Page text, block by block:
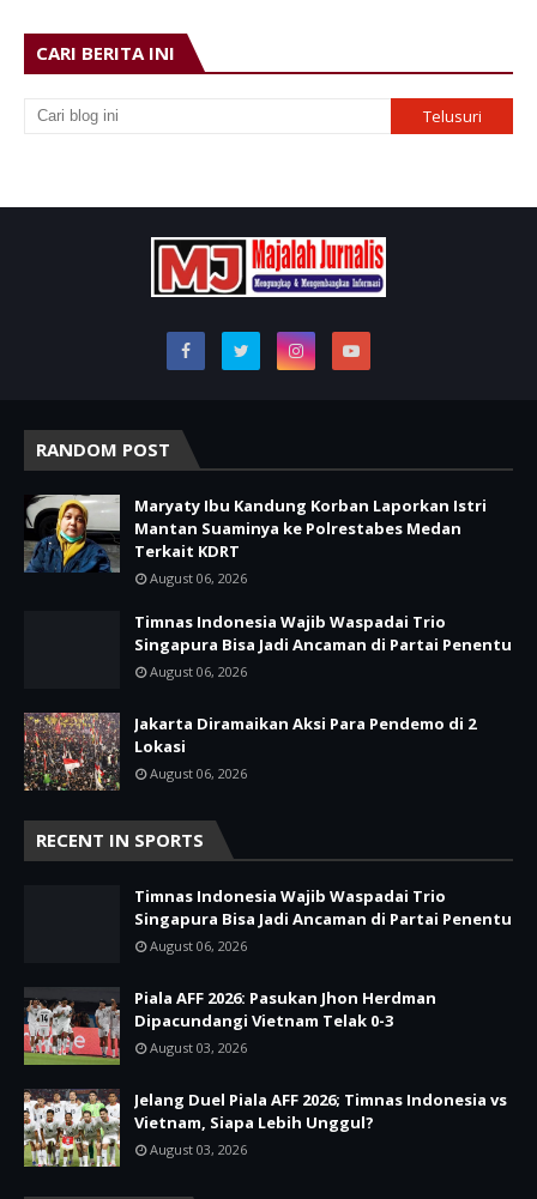
CARI BERITA INI
RANDOM POST
Maryaty Ibu Kandung Korban Laporkan Istri
Mantan Suaminya ke Polrestabes Medan
Terkait KDRT
August 06, 2026
Timnas Indonesia Wajib Waspadai Trio
Singapura Bisa Jadi Ancaman di Partai Penentu
August 06, 2026
Jakarta Diramaikan Aksi Para Pendemo di 2
Lokasi
August 06, 2026
RECENT IN SPORTS
Timnas Indonesia Wajib Waspadai Trio
Singapura Bisa Jadi Ancaman di Partai Penentu
August 06, 2026
Piala AFF 2026: Pasukan Jhon Herdman
Dipacundangi Vietnam Telak 0-3
August 03, 2026
Jelang Duel Piala AFF 2026; Timnas Indonesia vs
Vietnam, Siapa Lebih Unggul?
August 03, 2026